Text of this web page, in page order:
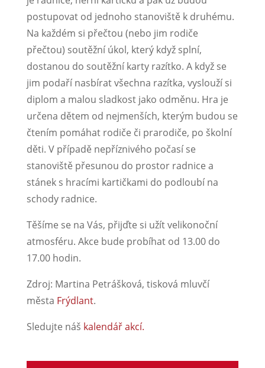
postupovat od jednoho stanoviště k druhému.
Na každém si přečtou (nebo jim rodiče
přečtou) soutěžní úkol, který když splní,
dostanou do soutěžní karty razítko. A když se
jim podaří nasbírat všechna razítka, vyslouží si
diplom a malou sladkost jako odměnu. Hra je
určena dětem od nejmenších, kterým budou se
čtením pomáhat rodiče či prarodiče, po školní
děti. V případě nepříznivého počasí se
stanoviště přesunou do prostor radnice a
stánek s hracími kartičkami do podloubí na
schody radnice.
Těšíme se na Vás, přijďte si užít velikonoční
atmosféru. Akce bude probíhat od 13.00 do
17.00 hodin.
Zdroj: Martina Petrášková, tisková mluvčí
města Frýdlant.
Sledujte náš kalendář akcí.